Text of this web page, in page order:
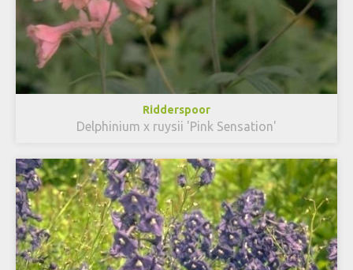
Ridderspoor
Delphinium x ruysii 'Pink Sensation'